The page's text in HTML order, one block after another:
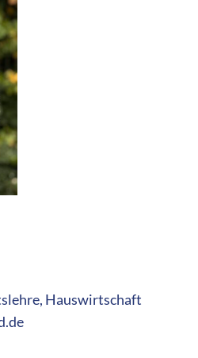
Hauswirtschaft